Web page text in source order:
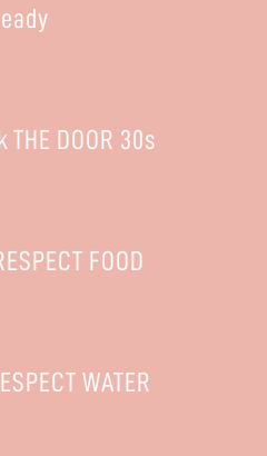
DOOR 30s
FOOD
WATER